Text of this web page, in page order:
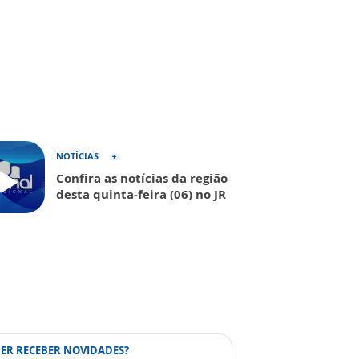
NOTÍCIAS
Confira as notícias da região
desta quinta-feira (06) no JR
RECEBER NOVIDADES?